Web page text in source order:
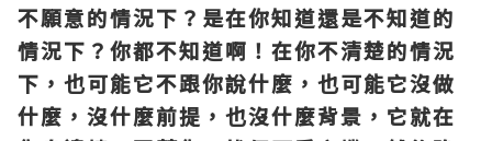
不願意的情況下？是在你知道還是不知道的
情況下？你都不知道啊！在你不清楚的情況
下，也可能它不跟你說什麼，也可能它沒做
什麼，沒什麼前提，也沒什麼背景，它就在